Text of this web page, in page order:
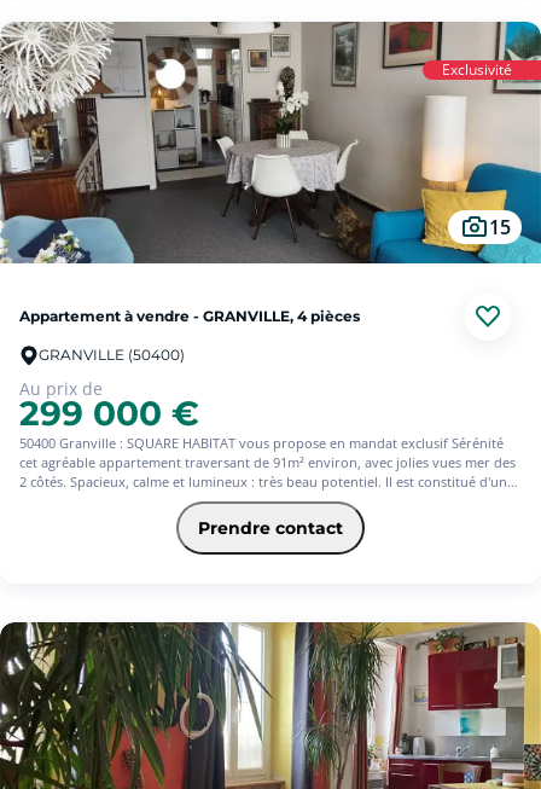
Exclusivité
15
Appartement à vendre - GRANVILLE, 4 pièces
GRANVILLE (50400)
Au prix de
299 000 €
50400 Granville : SQUARE HABITAT vous propose en mandat exclusif Sérénité
cet agréable appartement traversant de 91m² environ, avec jolies vues mer des
2 côtés. Spacieux, calme et lumineux : très beau potentiel. Il est constitué d'une
entrée, d'un séjour, d'une cuisine aménagée-équipée avec loggia, dégagement
avec nombreux rangements, 3 chambres, salle de bains, Wc indépendant - Place
de stationnement privative dans parking couvert et fermé, cave privative. Il se
situe au 5ème étage avec ascenseur d'une résidence sécurisée récemment
Prendre contact